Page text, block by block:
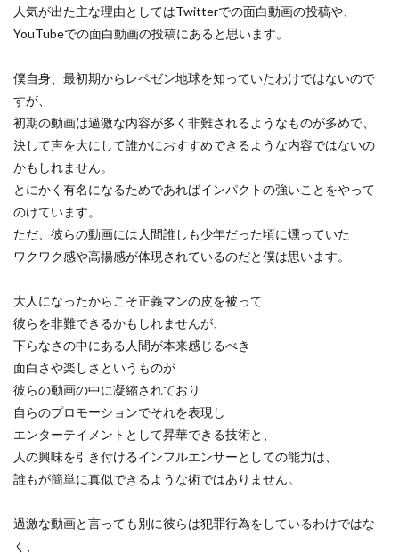
人気が出た主な理由としてはTwitterでの面白動画の投稿や、
YouTubeでの面白動画の投稿にあると思います。
僕自身、最初期からレペゼン地球を知っていたわけではないので
すが、
初期の動画は過激な内容が多く非難されるようなものが多めで、
決して声を大にして誰かにおすすめできるような内容ではないの
かもしれません。
とにかく有名になるためであればインパクトの強いことをやって
のけています。
ただ、彼らの動画には人間誰しも少年だった頃に燻っていた
ワクワク感や高揚感が体現されているのだと僕は思います。
大人になったからこそ正義マンの皮を被って
彼らを非難できるかもしれませんが、
下らなさの中にある人間が本来感じるべき
面白さや楽しさというものが
彼らの動画の中に凝縮されており
自らのプロモーションでそれを表現し
エンターテイメントとして昇華できる技術と、
人の興味を引き付けるインフルエンサーとしての能力は、
誰もが簡単に真似できるような術ではありません。
過激な動画と言っても別に彼らは犯罪行為をしているわけではな
く、